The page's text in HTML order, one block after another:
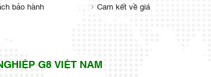
bảo hành
Cam kết về giá
G8 VIỆT NAM